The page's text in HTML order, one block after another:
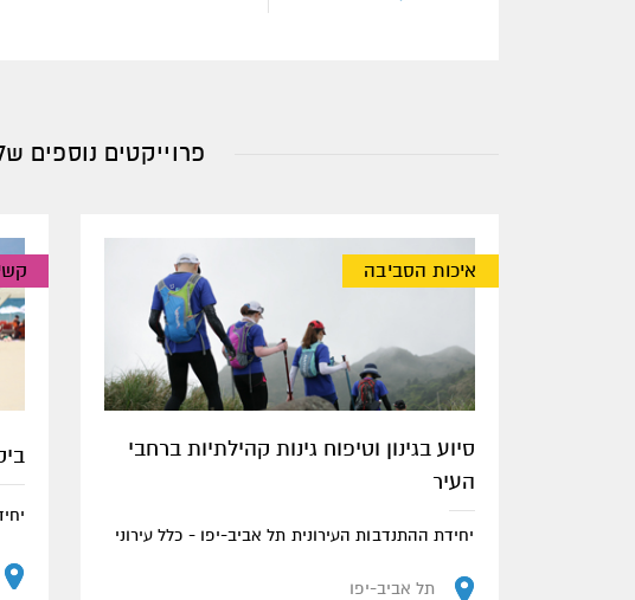
פרוייקטים נוספים
איכות הסביבה
סיוע בגינון וטיפוח גינות קהילתיות ברחבי
העיר
יחידת ההתנדבות העירונית תל אביב-יפו - כלל עירוני
תל אביב-יפו